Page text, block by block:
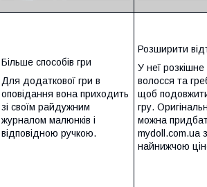
Більше способів гри
Для додаткової гри в
оповідання вона приходить
зі своїм райдужним
журналом малюнків і
відповідною ручкою.
Розширити
У неї
волосся та
щоб
гру.
можна
mydoll.com.ua
найнижчою